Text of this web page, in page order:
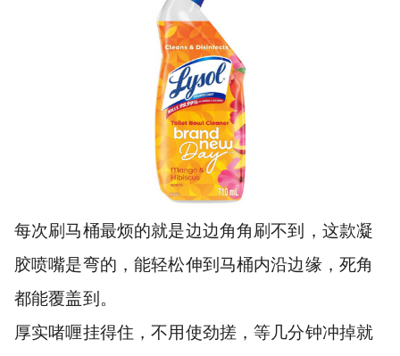
每次刷马桶最烦的就是边边角角刷不到，这款凝
胶喷嘴是弯的，能轻松伸到马桶内沿边缘，死角
都能覆盖到。
厚实啫喱挂得住，不用使劲搓，等几分钟冲掉就